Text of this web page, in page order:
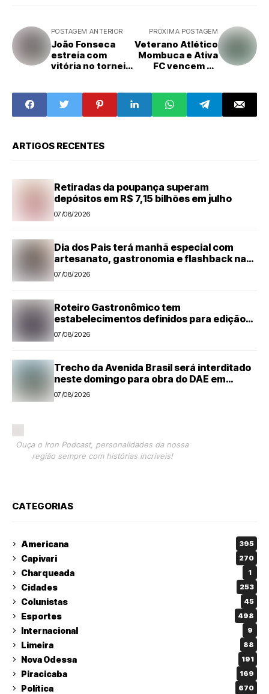
POSTAGEM ANTERIOR
João Fonseca
estreia com
vitória no torneio
PRÓXIMA POSTAGEM
Veterano Atlético
Mombuca e Ativa
FC vencem na
Veterano de
Futebol Amador
ARTIGOS RECENTES
Retiradas da poupança superam
depósitos em R$ 7,15 bilhões em julho
07/08/2026
Dia dos Pais terá manhã especial com
artesanato, gastronomia e flashback na
Estação Cultural de Santa Bárbara
07/08/2026
Roteiro Gastronômico tem
estabelecimentos definidos para edição
de 2026
07/08/2026
Trecho da Avenida Brasil será interditado
neste domingo para obra do DAE em
Americana
07/08/2026
Ouça o Iron Podcast, personalidades da nossa
região sempre com histórias incríveis!
CATEGORIAS
Americana 395
Capivari 270
Charqueada 1
Cidades 253
Colunistas 45
Esportes 498
Internacional 9
Limeira 88
Nova Odessa 191
Piracicaba 169
Política 670